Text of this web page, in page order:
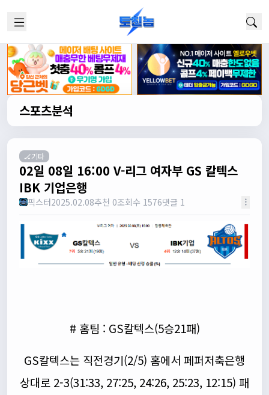
스포츠분석
🏒기타
02일 08일 16:00 V-리그 여자부 GS 칼텍스
IBK 기업은행
픽스터2025.02.08추천 0조회수 1576댓글 1
# 홈팀 : GS칼텍스(5승21패)
GS칼텍스는 직전경기(2/5) 홈에서 페퍼저축은행
상대로 2-3(31:33, 27:25, 24:26, 25:23, 12:15) 패